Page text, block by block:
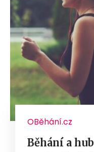
OBěhání.cz
Běhání a